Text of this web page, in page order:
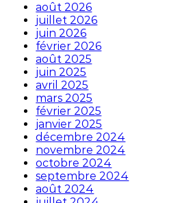
août 2026
juillet 2026
juin 2026
février 2026
août 2025
juin 2025
avril 2025
mars 2025
février 2025
janvier 2025
décembre 2024
novembre 2024
octobre 2024
septembre 2024
août 2024